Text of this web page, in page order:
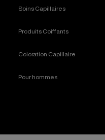
Soins Capillaires
Produits Coiffants
Coloration Capillaire
Pour hommes